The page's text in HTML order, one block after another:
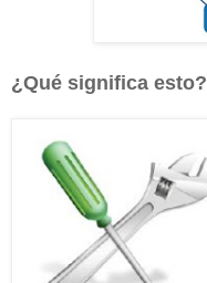
¿Qué significa esto?